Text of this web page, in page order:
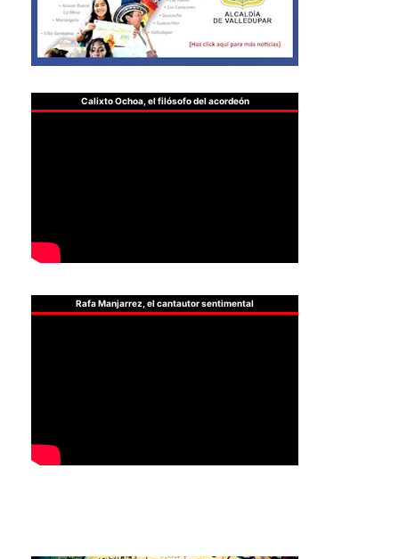
Calixto Ochoa, el filósofo del acordeón
Rafa Manjarrez, el cantautor sentimental